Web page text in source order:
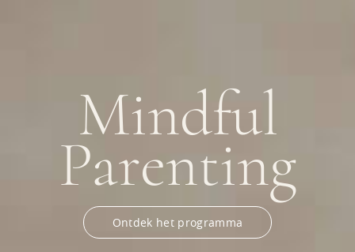
Mindful
Parenting
Ontdek het programma